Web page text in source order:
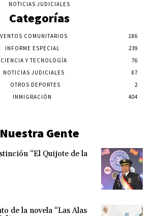
NOTICIAS JUDICIALES
Categorías
COMUNITARIOS
186
INFORME ESPECIAL
239
CIENCIA Y TECNOLOGÍA
76
NOTICIAS JUDICIALES
87
OTROS DEPORTES
2
INMIGRACIÓN
404
Nuestra Gente
“El Quijote de la
de la novela “Las Alas